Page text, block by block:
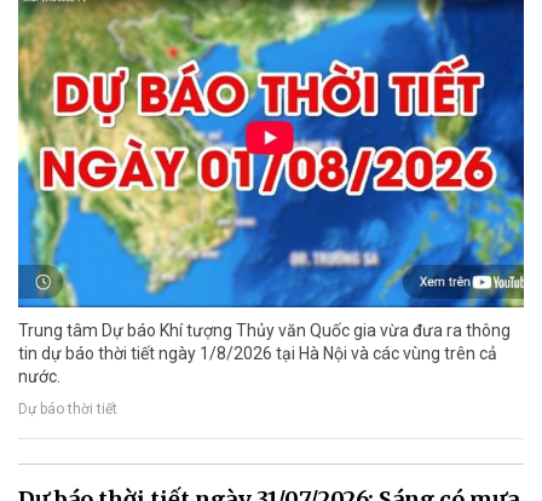
Trung tâm Dự báo Khí tượng Thủy văn Quốc gia vừa đưa ra thông
tin dự báo thời tiết ngày 1/8/2026 tại Hà Nội và các vùng trên cả
nước.
Dự báo thời tiết